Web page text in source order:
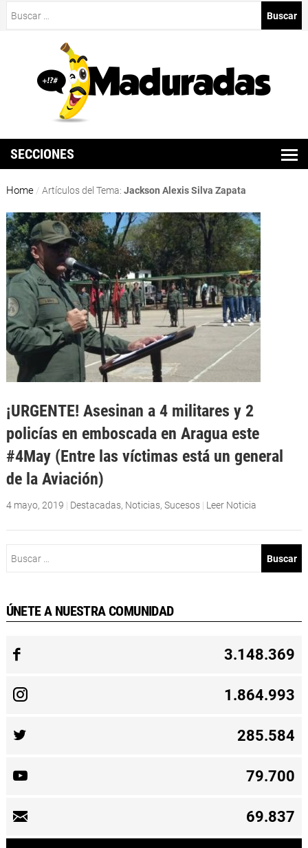
SECCIONES
Home / Artículos del Tema: Jackson Alexis Silva Zapata
¡URGENTE! Asesinan a 4 militares y 2
policías en emboscada en Aragua este
#4May (Entre las víctimas está un general
de la Aviación)
4 mayo, 2019 | Destacadas, Noticias, Sucesos | Leer Noticia
ÚNETE A NUESTRA COMUNIDAD
3.148.369
1.864.993
285.584
79.700
69.837